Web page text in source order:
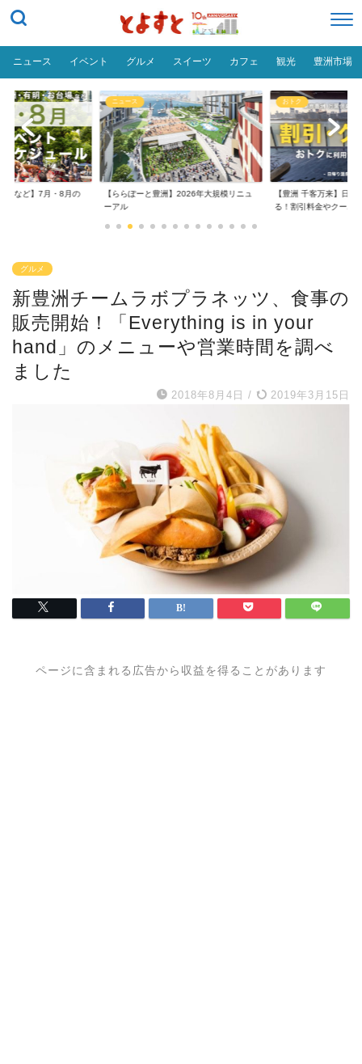
ニュース イベント グルメ スイーツ カフェ 観光 豊洲市場
場など】7月・8月の
ニュース
【ららぽーと豊洲】2026年大規模リニュ
ーアル
おトク
【豊洲 千客万来】日帰
る！割引料金やクーポ...
グルメ
新豊洲チームラボプラネッツ、食事の
販売開始！「Everything is in your
hand」のメニューや営業時間を調べ
ました
2018年8月4日 / 2019年3月15日
ページに含まれる広告から収益を得ることがあります